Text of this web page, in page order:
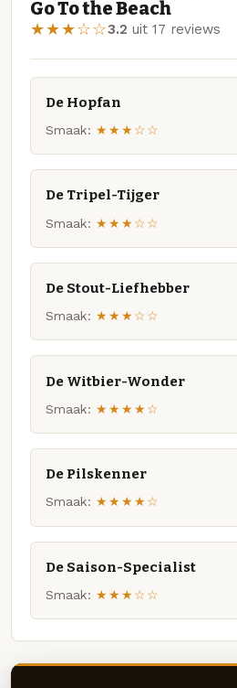
Go To the Beach
★★★☆☆3.2 uit 17 reviews
De Hopfan
Smaak: ★★★☆☆
De Tripel-Tijger
Smaak: ★★★☆☆
De Stout-Liefhebber
Smaak: ★★★☆☆
De Witbier-Wonder
Smaak: ★★★★☆
De Pilskenner
Smaak: ★★★★☆
De Saison-Specialist
Smaak: ★★★☆☆